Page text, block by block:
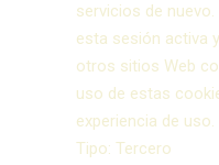
servicios de
esta sesión activa
otros sitios Web
uso de estas
experiencia de uso.
Tipo: Tercero